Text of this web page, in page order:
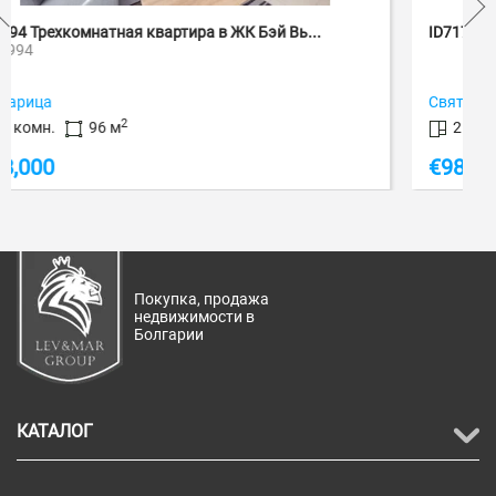
ID7171 Двухкомнатная квартира в жилом ком...
Святой Влас
2 комн.
€98,000
Покупка, продажа
недвижимости в
Болгарии
КАТАЛОГ